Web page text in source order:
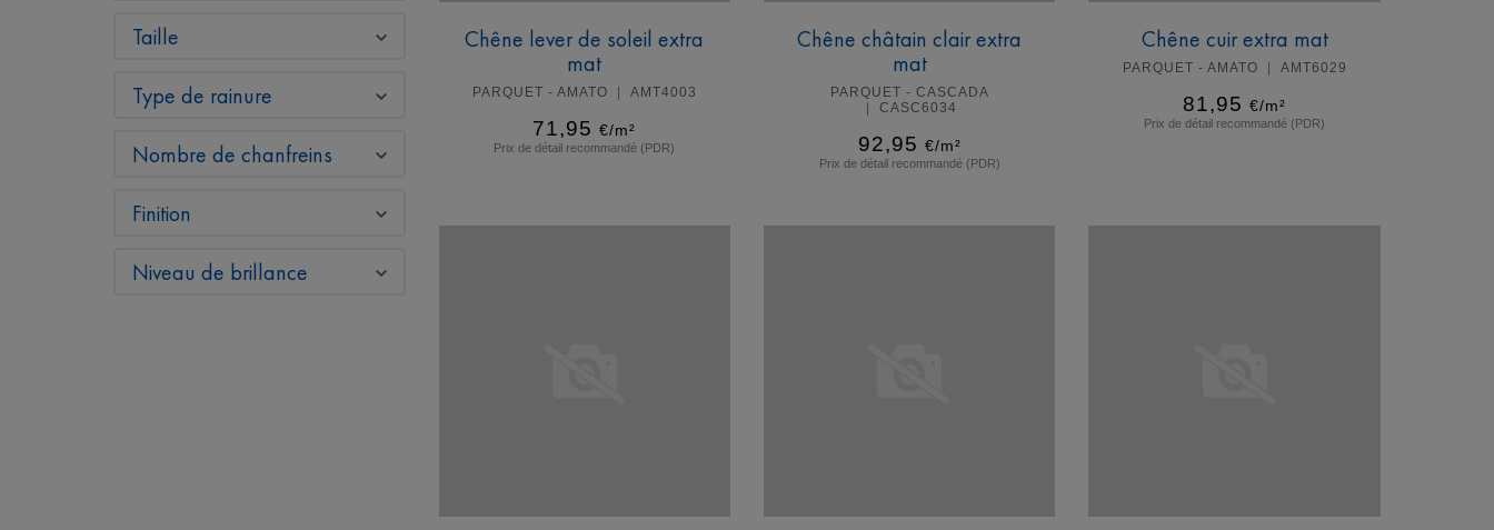
Taille
Type de rainure
Nombre de chanfreins
Finition
Niveau de brillance
Chêne lever de soleil extra
mat
PARQUET - AMATO AMT4003
71,95 €/m²
Prix de détail recommandé (PDR)
Chêne châtain clair extra
mat
PARQUET - CASCADA
CASC6034
92,95 €/m²
Prix de détail recommandé (PDR)
Chêne cuir extra mat
PARQUET - AMATO AMT6029
81,95 €/m²
Prix de détail recommandé (PDR)